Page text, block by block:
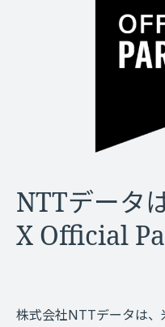
NTTデータ
X Official
株式会社NTTデータは、